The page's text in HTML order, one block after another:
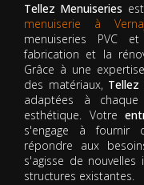
Tellez Menuiseries
menuiserie à
menuiseries PVC
fabrication et la
Grâce à une
des matériaux, Tellez
adaptées à
esthétique. Votre
s'engage à fournir
répondre aux
s'agisse de
structures existantes.